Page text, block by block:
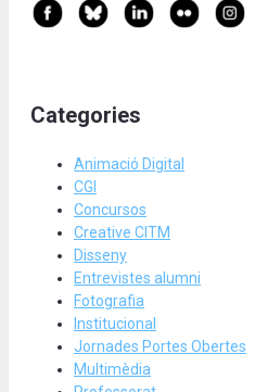
Categories
Animació Digital
CGI
Concursos
Creative CITM
Disseny
Entrevistes alumni
Fotografia
Institucional
Jornades Portes Obertes
Multimèdia